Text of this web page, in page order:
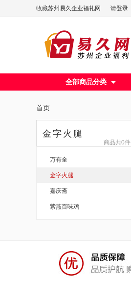
收藏苏州易久企业福礼网 请登录
全部商品分类 
首页
金字火腿
商品共0件
万有全
金字火腿
嘉庆斋
紫燕百味鸡